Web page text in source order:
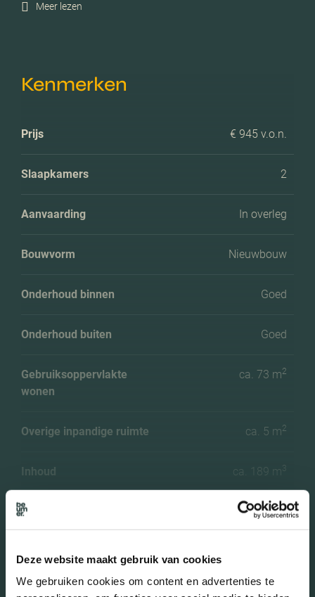
Deze website maakt gebruik van cookies
We gebruiken cookies om content en advertenties te
Meer lezen
Kenmerken
Prijs € 945 v.o.n.
Slaapkamers 2
Aanvaarding In overleg
Bouwvorm Nieuwbouw
Onderhoud binnen Goed
Onderhoud buiten Goed
Gebruiksoppervlakte
wonen
ca. 73 m2
Overige inpandige ruimte ca. 5 m2
Inhoud ca. 189 m 3
Aantal slaapkamers 2
Voorzieningen Tv kabel, lift,
Meer kenmerken